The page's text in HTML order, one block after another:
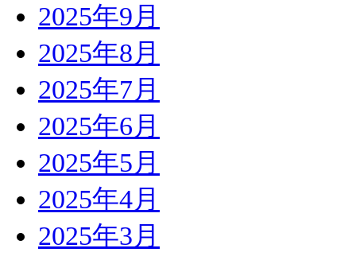
2025年9月
2025年8月
2025年7月
2025年6月
2025年5月
2025年4月
2025年3月